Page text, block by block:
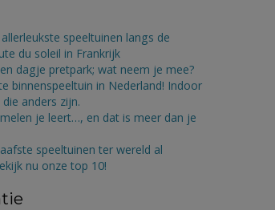
speeltuinen langs de
du soleil in Frankrijk
dagje pretpark; wat neem je mee?
binnenspeeltuin in Nederland! Indoor
anders zijn.
je leert…, en dat is meer dan je
speeltuinen ter wereld al
nu onze top 10!